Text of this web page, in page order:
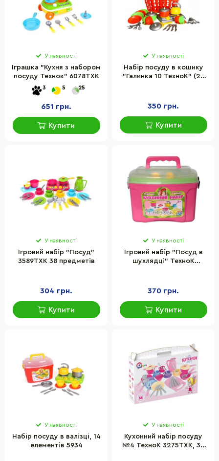
У наявності
Іграшка "Кухня з набором
посуду Технок" 6078TXK
3 5 25
651 грн.
Купити
У наявності
Набір посуду в кошику
"Галинка 10 ТехноК" (28
350 грн.
Купити
У наявності
Ігровий набір "Посуд"
3589TXK 38 предметів
304 грн.
Купити
У наявності
Ігровий набір "Посуд в
шухлядці" ТехноК
370 грн.
Купити
У наявності
Набір посуду в валізці, 14
елементів 5934
У наявності
Кухонний набір посуду
№4 ТехноК 3275TXK, 38